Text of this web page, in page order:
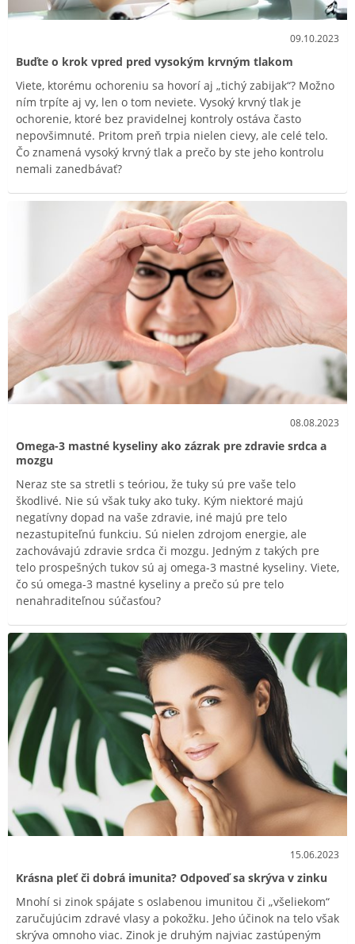
09.10.2023
Buďte o krok vpred pred vysokým krvným tlakom
Viete, ktorému ochoreniu sa hovorí aj „tichý zabijak“? Možno
ním trpíte aj vy, len o tom neviete. Vysoký krvný tlak je
ochorenie, ktoré bez pravidelnej kontroly ostáva často
nepovšimnuté. Pritom preň trpia nielen cievy, ale celé telo.
Čo znamená vysoký krvný tlak a prečo by ste jeho kontrolu
nemali zanedbávať?
08.08.2023
Omega-3 mastné kyseliny ako zázrak pre zdravie srdca a
mozgu
Neraz ste sa stretli s teóriou, že tuky sú pre vaše telo
škodlivé. Nie sú však tuky ako tuky. Kým niektoré majú
negatívny dopad na vaše zdravie, iné majú pre telo
nezastupiteľnú funkciu. Sú nielen zdrojom energie, ale
zachovávajú zdravie srdca či mozgu. Jedným z takých pre
telo prospešných tukov sú aj omega-3 mastné kyseliny. Viete,
čo sú omega-3 mastné kyseliny a prečo sú pre telo
nenahraditeľnou súčasťou?
15.06.2023
Krásna pleť či dobrá imunita? Odpoveď sa skrýva v zinku
Mnohí si zinok spájate s oslabenou imunitou či „všeliekom“
zaručujúcim zdravé vlasy a pokožku. Jeho účinok na telo však
skrýva omnoho viac. Zinok je druhým najviac zastúpeným